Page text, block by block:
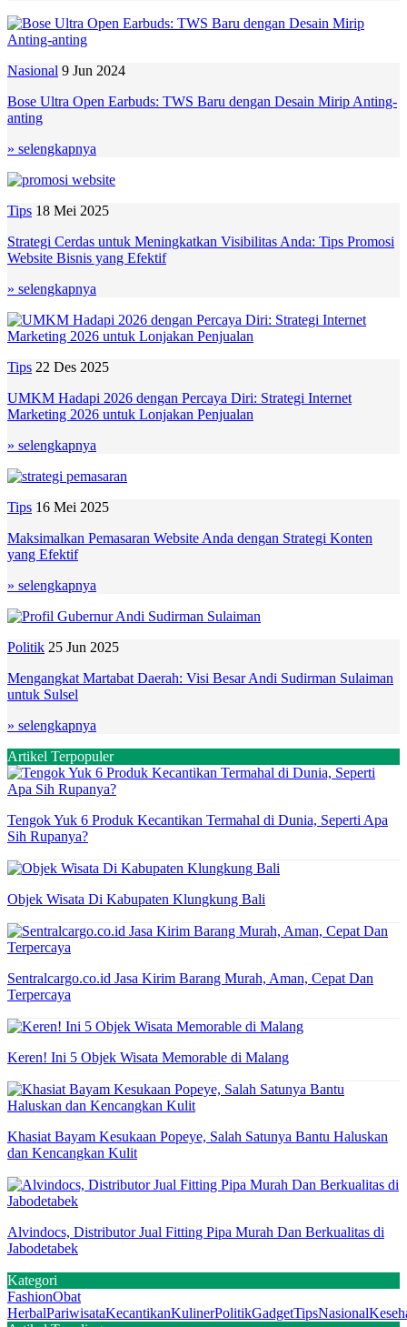
Nasional 9 Jun 2024
Bose Ultra Open Earbuds: TWS Baru dengan Desain Mirip Anting-
anting
» selengkapnya
Tips 18 Mei 2025
Strategi Cerdas untuk Meningkatkan Visibilitas Anda: Tips Promosi
Website Bisnis yang Efektif
» selengkapnya
Tips 22 Des 2025
UMKM Hadapi 2026 dengan Percaya Diri: Strategi Internet
Marketing 2026 untuk Lonjakan Penjualan
» selengkapnya
Tips 16 Mei 2025
Maksimalkan Pemasaran Website Anda dengan Strategi Konten
yang Efektif
» selengkapnya
Politik 25 Jun 2025
Mengangkat Martabat Daerah: Visi Besar Andi Sudirman Sulaiman
untuk Sulsel
» selengkapnya
Artikel Terpopuler
Tengok Yuk 6 Produk Kecantikan Termahal di Dunia, Seperti Apa
Sih Rupanya?
Objek Wisata Di Kabupaten Klungkung Bali
Sentralcargo.co.id Jasa Kirim Barang Murah, Aman, Cepat Dan
Terpercaya
Keren! Ini 5 Objek Wisata Memorable di Malang
Khasiat Bayam Kesukaan Popeye, Salah Satunya Bantu Haluskan
dan Kencangkan Kulit
Alvindocs, Distributor Jual Fitting Pipa Murah Dan Berkualitas di
Jabodetabek
Kategori
FashionObat
HerbalPariwisataKecantikanKulinerPolitikGadgetTipsNasional